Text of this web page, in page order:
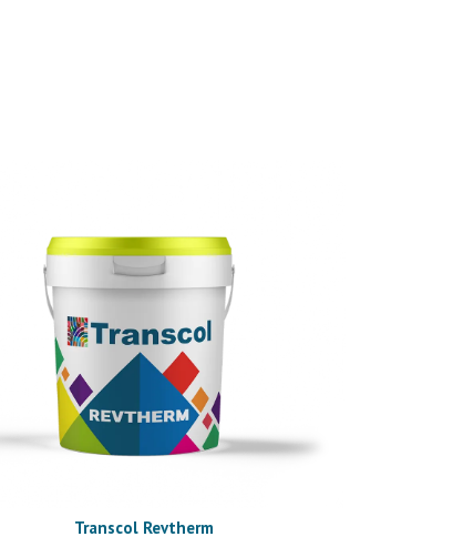
Transcol Revtherm